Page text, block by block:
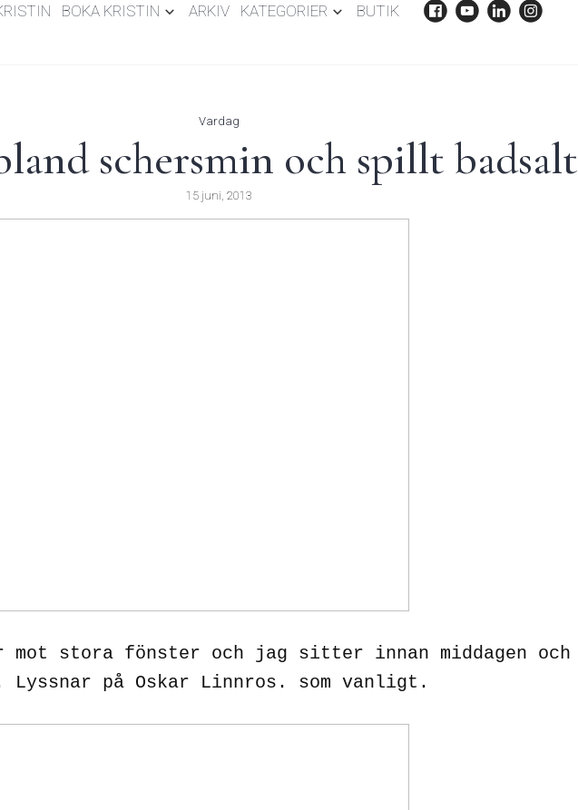
BOKA KRISTIN ARKIV KATEGORIER BUTIK
Vardag
schersmin och spillt badsalt
15 juni, 2013
mot stora fönster och jag sitter innan middagen och
på Oskar Linnros. som vanligt.